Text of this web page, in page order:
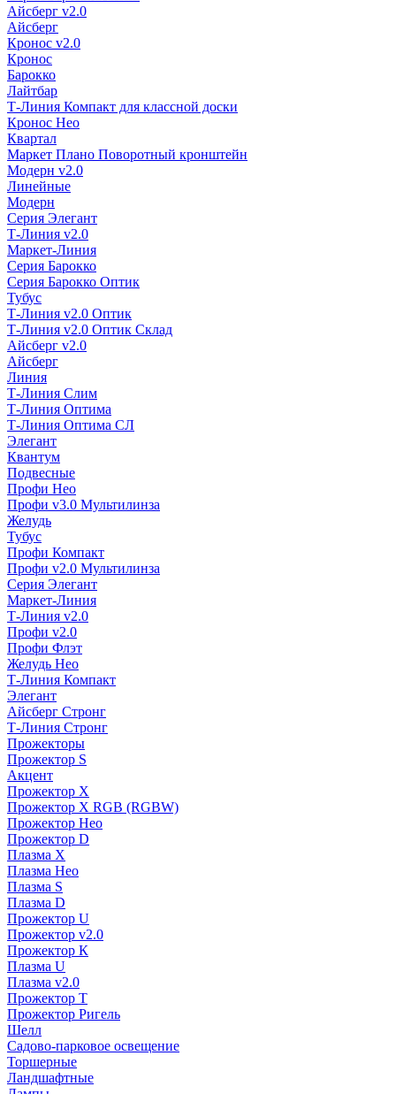
Айсберг v2.0
Айсберг
Кронос v2.0
Кронос
Барокко
Лайтбар
Т-Линия Компакт для классной доски
Кронос Нео
Квартал
Маркет Плано Поворотный кронштейн
Модерн v2.0
Линейные
Модерн
Серия Элегант
Т-Линия v2.0
Маркет-Линия
Серия Барокко
Серия Барокко Оптик
Тубус
Т-Линия v2.0 Оптик
Т-Линия v2.0 Оптик Склад
Айсберг v2.0
Айсберг
Линия
Т-Линия Слим
Т-Линия Оптима
Т-Линия Оптима СЛ
Элегант
Квантум
Подвесные
Профи Нео
Профи v3.0 Мультилинза
Желудь
Тубус
Профи Компакт
Профи v2.0 Мультилинза
Серия Элегант
Маркет-Линия
Т-Линия v2.0
Профи v2.0
Профи Флэт
Желудь Нео
Т-Линия Компакт
Элегант
Айсберг Стронг
Т-Линия Стронг
Прожекторы
Прожектор S
Акцент
Прожектор X
Прожектор Х RGB (RGBW)
Прожектор Нео
Прожектор D
Плазма X
Плазма Нео
Плазма S
Плазма D
Прожектор U
Прожектор v2.0
Прожектор К
Плазма U
Плазма v2.0
Прожектор Т
Прожектор Ригель
Шелл
Садово-парковое освещение
Торшерные
Ландшафтные